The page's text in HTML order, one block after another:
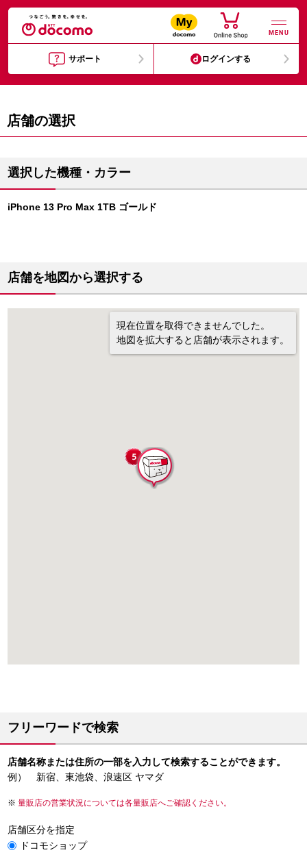
MENU
サポート ログインする
店舗の選択
選択した機種・カラー
iPhone 13 Pro Max 1TB ゴールド
店舗を地図から選択する
現在位置を取得できませんでした。
地図を拡大すると店舗が表示されます。
フリーワードで検索
店舗名称または住所の一部を入力して検索することができます。
例） 新宿、東池袋、浪速区 ヤマダ
量販店の営業状況については各量販店へご確認ください。
店舗区分を指定
ドコモショップ